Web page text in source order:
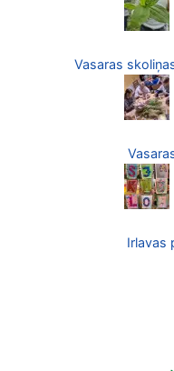
Vasaras
Irlavas